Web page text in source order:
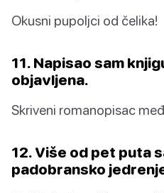
Okusni pupoljci od čelika!
11. Napisao sam
objavljena.
Skriveni romanopisac
12. Više od pet puta
padobransko